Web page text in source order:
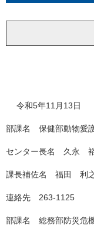
令和5年11月13日
部課名 保健部動物愛
センター長名 久永
課長補佐名 福田 利
連絡先 263-1125
部課名 総務部防災危